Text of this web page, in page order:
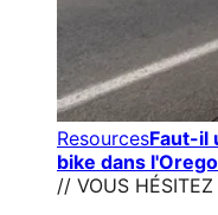
ResourcesFaut-il
bike dans
// VOUS HÉSITEZ